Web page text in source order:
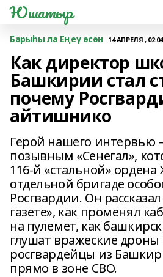
Юшатыр
Барыһы ла Еңеү өсөн 14 АПРЕЛЯ , 02:04
Как директор
Башкирии стал
почему
айтишнико
Герой нашего интервью
позывным «Сенегал»,
116-й «стальной» ордена
отдельной бригаде
Росгвардии. Он
газете», как променял
на пулемет, как
глушат вражеские дроны
росгвардейцы из
прямо в зоне СВО.